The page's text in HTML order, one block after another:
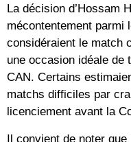
La décision d’Hossam
mécontentement parmi
considéraient le match
une occasion idéale de
CAN. Certains
matchs difficiles par
licenciement avant la
Il convient de noter que